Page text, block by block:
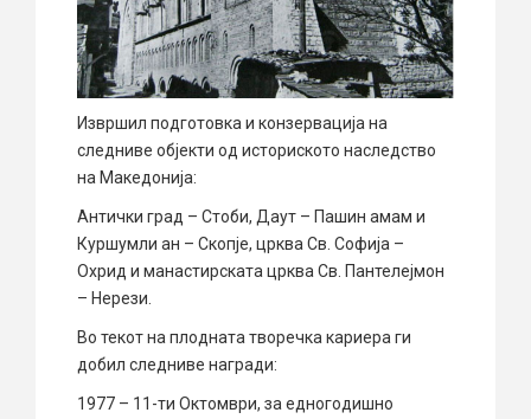
Извршил подготовка и конзервација на
следниве објекти од историското наследство
на Македонија:
Антички град – Стоби, Даут – Пашин амам и
Куршумли ан – Скопје, црква Св. Софија –
Охрид и манастирската црква Св. Пантелејмон
– Нерези.
Во текот на плодната творечка кариера ги
добил следниве награди:
1977 – 11-ти Октомври, за едногодишно